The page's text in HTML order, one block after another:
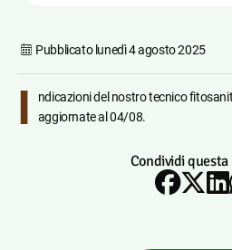
Pubblicato lunedì 4 agosto 2025
I
ndicazioni del nostro tecnico
aggiornate al 04/08.
Condividi